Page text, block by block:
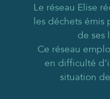
Le réseau Elise
les déchets émis
de ses
Ce réseau
en difficulté
situation